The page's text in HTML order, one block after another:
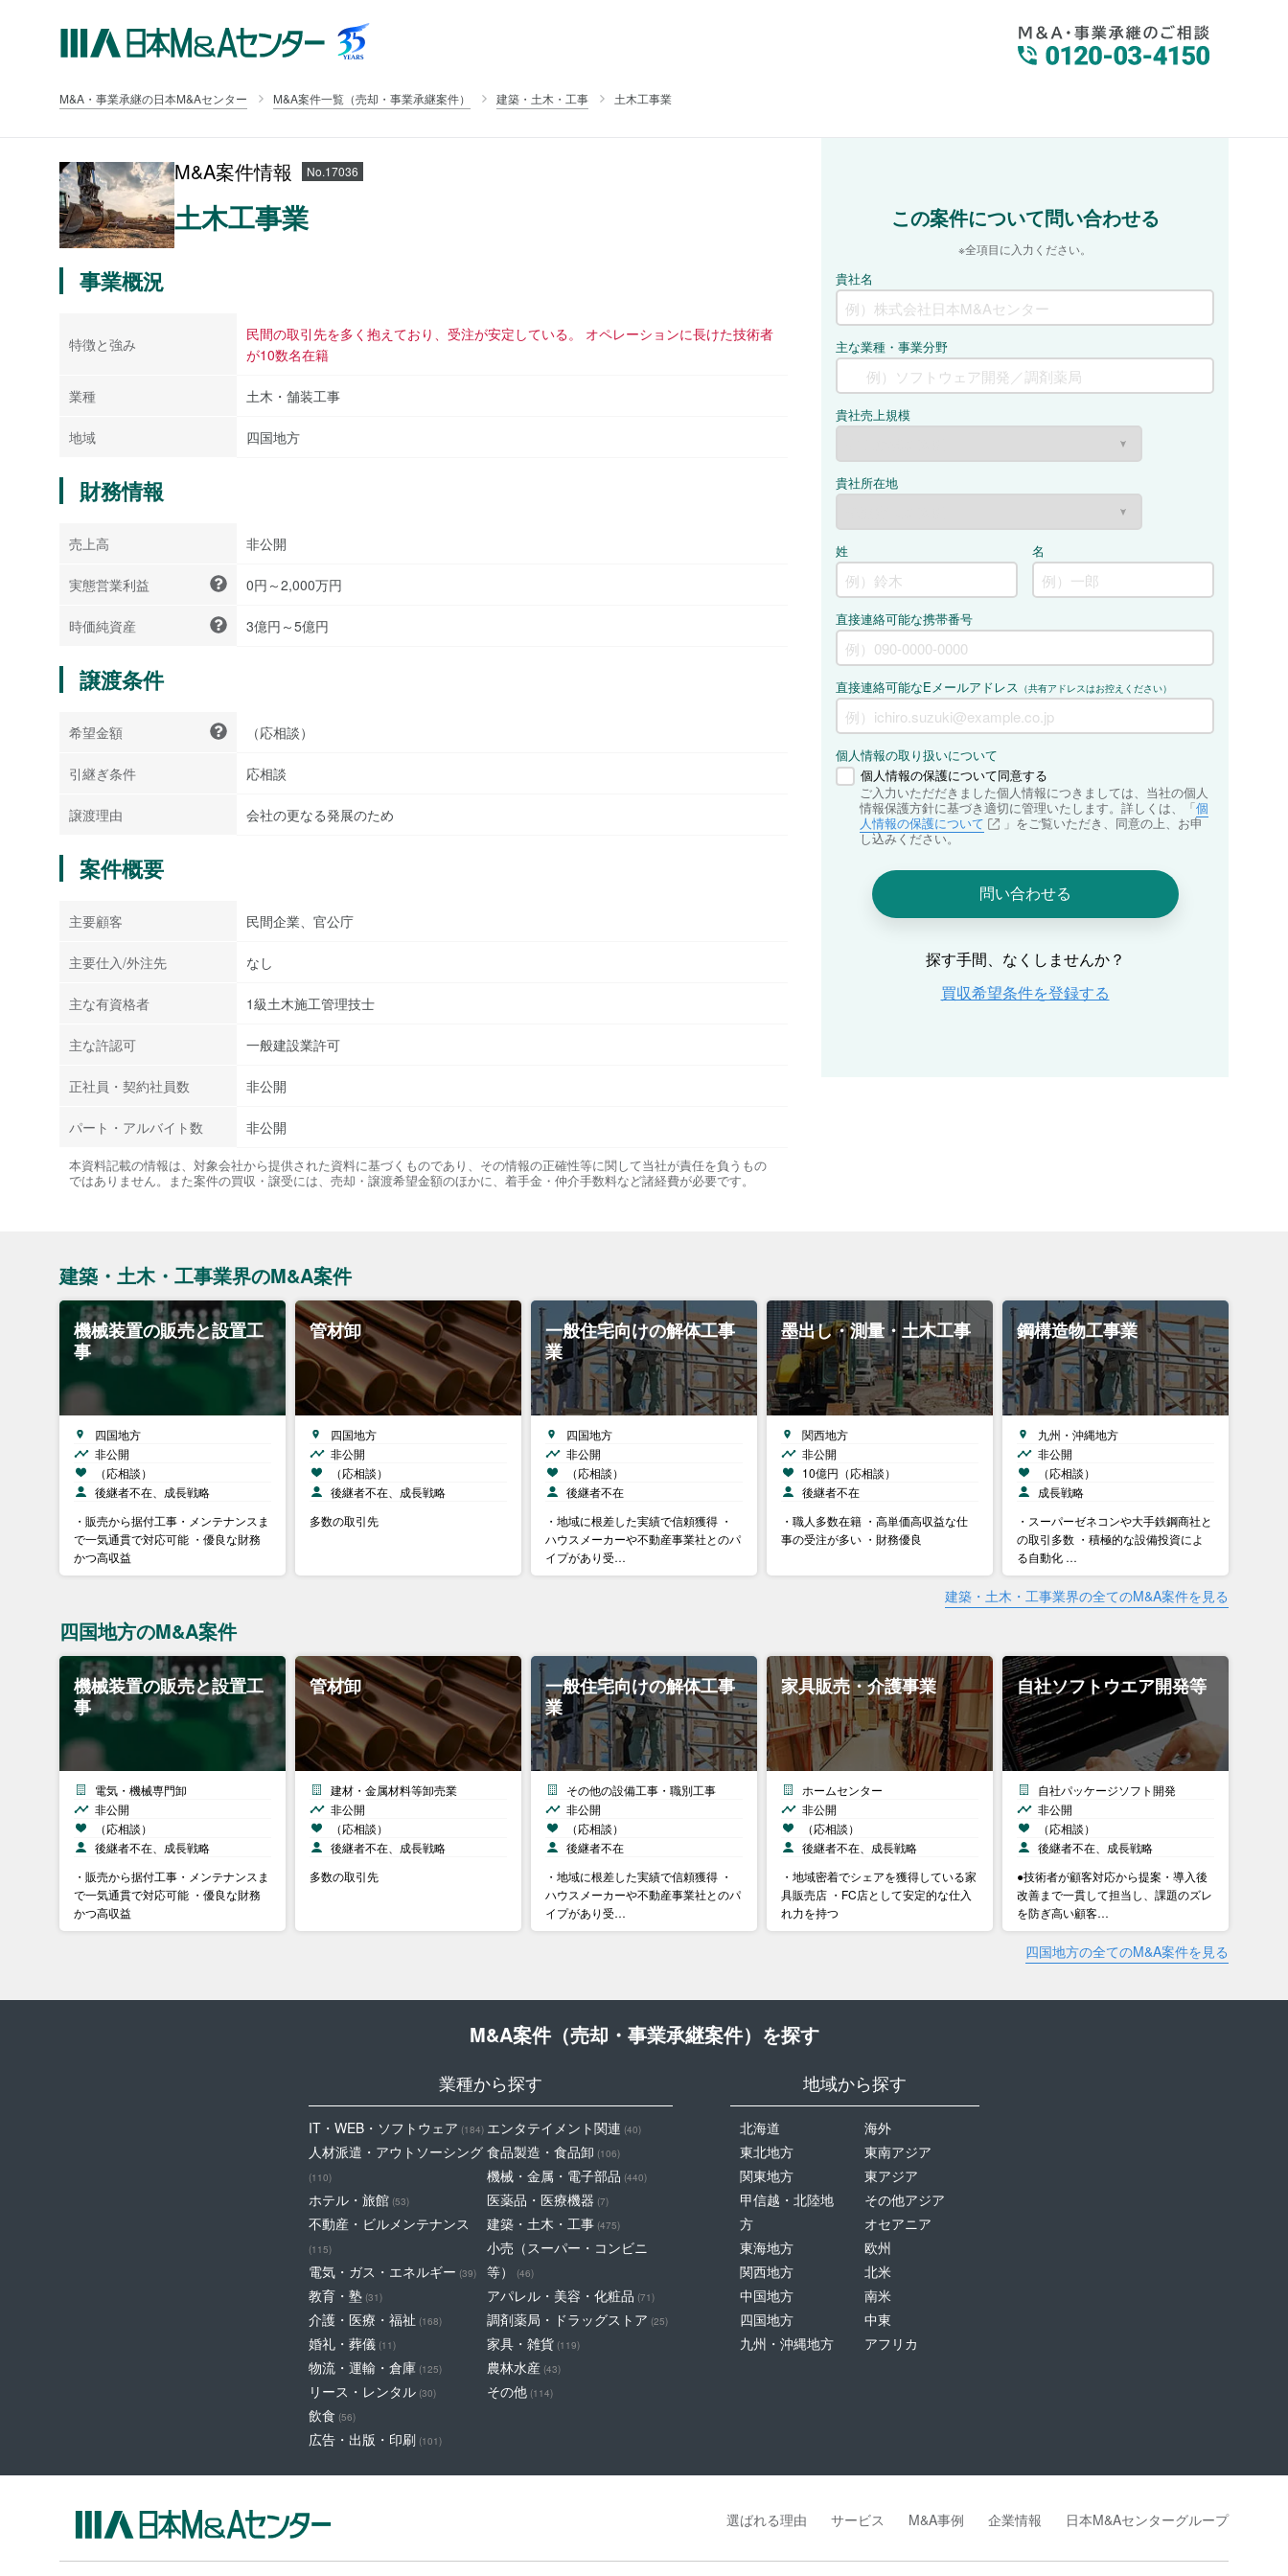
M&A・事業承継の日本M&Aセンター M&A案件一覧（売却・事業承継案件） 建築・土木・工事 土木工事業
M&A案件情報 No.17036
土木工事業
事業概況
特徴と強み
民間の取引先を多く抱えており、受注が安定している。 オペレーションに長けた技術者
が10数名在籍
業種 土木・舗装工事
地域 四国地方
財務情報
売上高 非公開
実態営業利益 0円～2,000万円
時価純資産 3億円～5億円
譲渡条件
希望金額 （応相談）
引継ぎ条件 応相談
譲渡理由 会社の更なる発展のため
案件概要
主要顧客 民間企業、官公庁
主要仕入/外注先 なし
主な有資格者 1級土木施工管理技士
主な許認可 一般建設業許可
正社員・契約社員数 非公開
パート・アルバイト数 非公開
本資料記載の情報は、対象会社から提供された資料に基づくものであり、その情報の正確性等に関して当社が責任を負うもの
ではありません。また案件の買収・譲受には、売却・譲渡希望金額のほかに、着手金・仲介手数料など諸経費が必要です。
建築・土木・工事業界のM&A案件
機械装置の販売と設置工
事
四国地方
非公開
（応相談）
後継者不在、成長戦略
・販売から据付工事・メンテナンスま
で一気通貫で対応可能 ・優良な財務
かつ高収益
管材卸
四国地方
非公開
（応相談）
後継者不在、成長戦略
多数の取引先
一般住宅向けの解体工事
業
四国地方
非公開
（応相談）
後継者不在
・地域に根差した実績で信頼獲得 ・
ハウスメーカーや不動産事業社とのパ
イプがあり受…
墨出し・測量・土木工事
関西地方
非公開
10億円（応相談）
後継者不在
・職人多数在籍 ・高単価高収益な仕
事の受注が多い ・財務優良
鋼構造物工事業
九州・沖縄地方
非公開
（応相談）
成長戦略
・スーパーゼネコンや大手鉄鋼商社と
の取引多数 ・積極的な設備投資によ
る自動化 …
建築・土木・工事業界の全てのM&A案件を見る
四国地方のM&A案件
機械装置の販売と設置工
事
電気・機械専門卸
非公開
（応相談）
後継者不在、成長戦略
・販売から据付工事・メンテナンスま
で一気通貫で対応可能 ・優良な財務
かつ高収益
管材卸
建材・金属材料等卸売業
非公開
（応相談）
後継者不在、成長戦略
多数の取引先
一般住宅向けの解体工事
業
その他の設備工事・職別工事
非公開
（応相談）
後継者不在
・地域に根差した実績で信頼獲得 ・
ハウスメーカーや不動産事業社とのパ
イプがあり受…
家具販売・介護事業
ホームセンター
非公開
（応相談）
後継者不在、成長戦略
・地域密着でシェアを獲得している家
具販売店 ・FC店として安定的な仕入
れ力を持つ
自社ソフトウエア開発等
自社パッケージソフト開発
非公開
（応相談）
後継者不在、成長戦略
●技術者が顧客対応から提案・導入後
改善まで一貫して担当し、課題のズレ
を防ぎ高い顧客…
四国地方の全てのM&A案件を見る
M&A案件（売却・事業承継案件）を探す
業種から探す
IT・WEB・ソフトウェア (184)
人材派遣・アウトソーシング
(110)
ホテル・旅館 (53)
不動産・ビルメンテナンス
(115)
電気・ガス・エネルギー (39)
教育・塾 (31)
介護・医療・福祉 (168)
婚礼・葬儀 (11)
物流・運輸・倉庫 (125)
リース・レンタル (30)
飲食 (56)
広告・出版・印刷 (101)
エンタテイメント関連 (40)
食品製造・食品卸 (106)
機械・金属・電子部品 (440)
医薬品・医療機器 (7)
建築・土木・工事 (475)
小売（スーパー・コンビニ
等）
(46)
アパレル・美容・化粧品 (71)
調剤薬局・ドラッグストア (25)
家具・雑貨 (119)
農林水産 (43)
その他 (114)
地域から探す
北海道
東北地方
関東地方
甲信越・北陸地
方
東海地方
関西地方
中国地方
四国地方
九州・沖縄地方
海外
東南アジア
東アジア
その他アジア
オセアニア
欧州
北米
南米
中東
アフリカ
選ばれる理由 サービス M&A事例 企業情報 日本M&Aセンターグループ